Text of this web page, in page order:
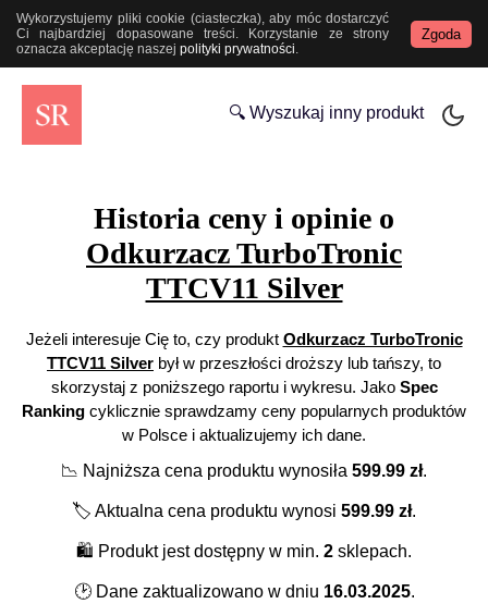
Wykorzystujemy pliki cookie (ciasteczka), aby móc dostarczyć
Ci najbardziej dopasowane treści. Korzystanie ze strony
oznacza akceptację naszej polityki prywatności.
Zgoda
🔍 Wyszukaj inny produkt
Historia ceny i opinie o
Odkurzacz TurboTronic
TTCV11 Silver
Jeżeli interesuje Cię to, czy produkt Odkurzacz TurboTronic
TTCV11 Silver był w przeszłości droższy lub tańszy, to
skorzystaj z poniższego raportu i wykresu. Jako Spec
Ranking cyklicznie sprawdzamy ceny popularnych produktów
w Polsce i aktualizujemy ich dane.
📉 Najniższa cena produktu wynosiła 599.99 zł.
🏷️ Aktualna cena produktu wynosi 599.99 zł.
🛍️ Produkt jest dostępny w min. 2 sklepach.
🕑Dane zaktualizowano w dniu 16.03.2025.